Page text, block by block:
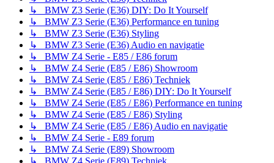
↳ BMW Z3 Serie (E36) DIY: Do It Yourself
↳ BMW Z3 Serie (E36) Performance en tuning
↳ BMW Z3 Serie (E36) Styling
↳ BMW Z3 Serie (E36) Audio en navigatie
↳ BMW Z4 Serie - E85 / E86 forum
↳ BMW Z4 Serie (E85 / E86) Showroom
↳ BMW Z4 Serie (E85 / E86) Techniek
↳ BMW Z4 Serie (E85 / E86) DIY: Do It Yourself
↳ BMW Z4 Serie (E85 / E86) Performance en tuning
↳ BMW Z4 Serie (E85 / E86) Styling
↳ BMW Z4 Serie (E85 / E86) Audio en navigatie
↳ BMW Z4 Serie - E89 forum
↳ BMW Z4 Serie (E89) Showroom
↳ BMW Z4 Serie (E89) Techniek